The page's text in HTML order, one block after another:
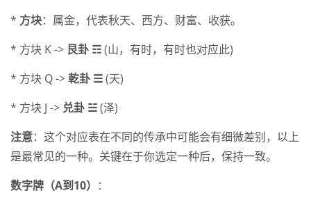
* 方块：属金，代表秋天、西方、财富、收获。
* 方块 K -> 艮卦 ☶(山，有时，有时也对应此)
* 方块 Q ->乾卦 ☰(天)
* 方块 J -> 兑卦 ☱(泽)
注意：这个对应表在不同的传承中可能会有细微差别，以上
是最常见的一种。关键在于你选定一种后，保持一致。
数字牌（A到10） ：